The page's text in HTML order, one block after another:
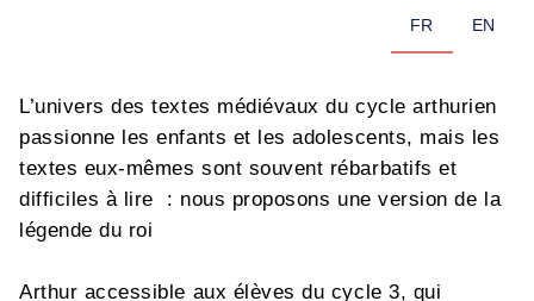
FR EN
L’univers des textes médiévaux du cycle arthurien
passionne les enfants et les adolescents, mais les
textes eux-mêmes sont souvent rébarbatifs et
difficiles à lire : nous proposons une version de la
légende du roi
Arthur accessible aux élèves du cycle 3, qui